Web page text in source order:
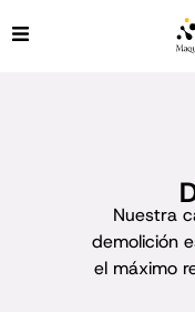
Nuestra
demolición
el máximo